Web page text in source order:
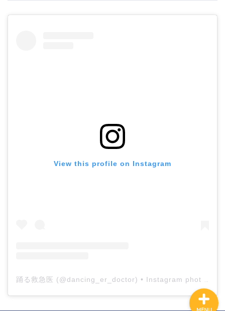
View this profile on Instagram
踊る救急医 (@dancing_er_doctor) • Instagram photos and videos